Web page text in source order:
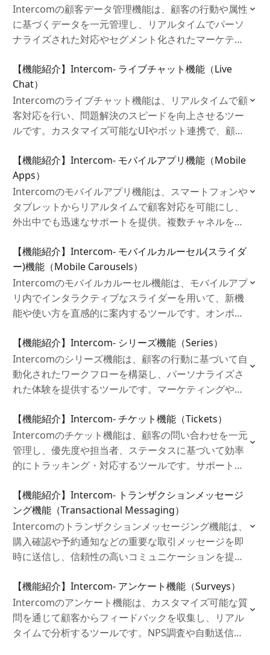
Intercomの顧客データ管理機能は、顧客の行動や属性
に基づくデータを一元管理し、リアルタイムでパーソ
ナライズされた対応やセグメント化されたマーケティ
【機能紹介】Intercom‐ ライブチャット機能（Live
Chat）
Intercomのライブチャット機能は、リアルタイムで顧
客対応を行い、問題解決のスピードを向上させるツー
ルです。カスタマイズ可能なUIやボット連携で、顧客
【機能紹介】Intercom‐ モバイルアプリ機能（Mobile
Apps）
Intercomのモバイルアプリ機能は、スマートフォンや
タブレットからリアルタイムで顧客対応を可能にし、
外出中でも迅速なサポートを提供。複数チャネルを一
【機能紹介】Intercom‐ モバイルカルーセル(スライダ
ー)機能（Mobile Carousels）
Intercomのモバイルカルーセル機能は、モバイルアプ
リ内でインタラクティブなスライダーを用いて、新機
能や使い方を直感的に案内するツールです。オンボー
ーエンゲージメントを向上させます。
【機能紹介】Intercom‐ シリーズ機能（Series）
Intercomのシリーズ機能は、顧客の行動に基づいて自
動化されたワークフローを構築し、パーソナライズさ
れた体験を提供するツールです。マーケティングやサ
化を実現します。
【機能紹介】Intercom‐ チケット機能（Tickets）
Intercomのチケット機能は、顧客の問い合わせを一元
管理し、優先度や担当者、ステータスに基づいて効率
的にトラッキング・対応するツールです。サポート業
【機能紹介】Intercom- トランザクションメッセージ
ング機能（Transactional Messaging）
Intercomのトランザクションメッセージング機能は、
購入確認や予約通知などの重要な取引メッセージを即
時に送信し、信頼性の高いコミュニケーションを提供
させます。
【機能紹介】Intercom- アンケート機能（Surveys）
Intercomのアンケート機能は、カスタマイズ可能な質
問を通じて顧客からフィードバックを収集し、リアル
タイムで分析するツールです。NPS調査や自動送信機